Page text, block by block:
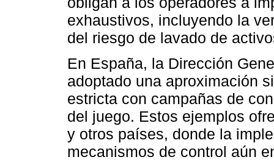
exhaustivos, incluyendo la
del riesgo de lavado de
En España, la Dirección
adoptado una aproximación
estricta con campañas de
del juego. Estos ejemplos
y otros países, donde la
mecanismos de control aún